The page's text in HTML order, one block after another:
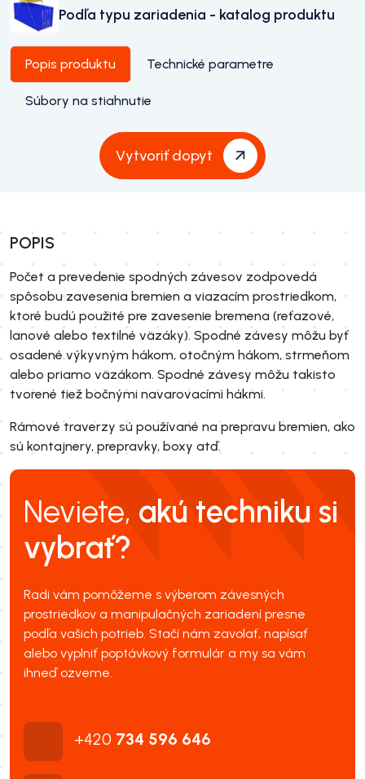
Podľa typu zariadenia - katalog produktu
Popis produktu Technické parametre
Súbory na stiahnutie
Vytvoriť dopyt
POPIS
Počet a prevedenie spodných závesov zodpovedá
spôsobu zavesenia bremien a viazacím prostriedkom,
ktoré budú použité pre zavesenie bremena (reťazové,
lanové alebo textilné väzáky). Spodné závesy môžu byť
osadené výkyvným hákom, otočným hákom, strmeňom
alebo priamo väzákom. Spodné závesy môžu takisto
tvorené tiež bočnými navarovacími hákmi.
Rámové traverzy sú používané na prepravu bremien, ako
sú kontajnery, prepravky, boxy atď.
Neviete, akú techniku si
vybrať?
Radi vám pomôžeme s výberom závesných
prostriedkov a manipulačných zariadení presne
podľa vašich potrieb. Stačí nám zavolať, napísať
alebo vyplniť poptávkový formulár a my sa vám
ihneď ozveme.
+420 734 596 646